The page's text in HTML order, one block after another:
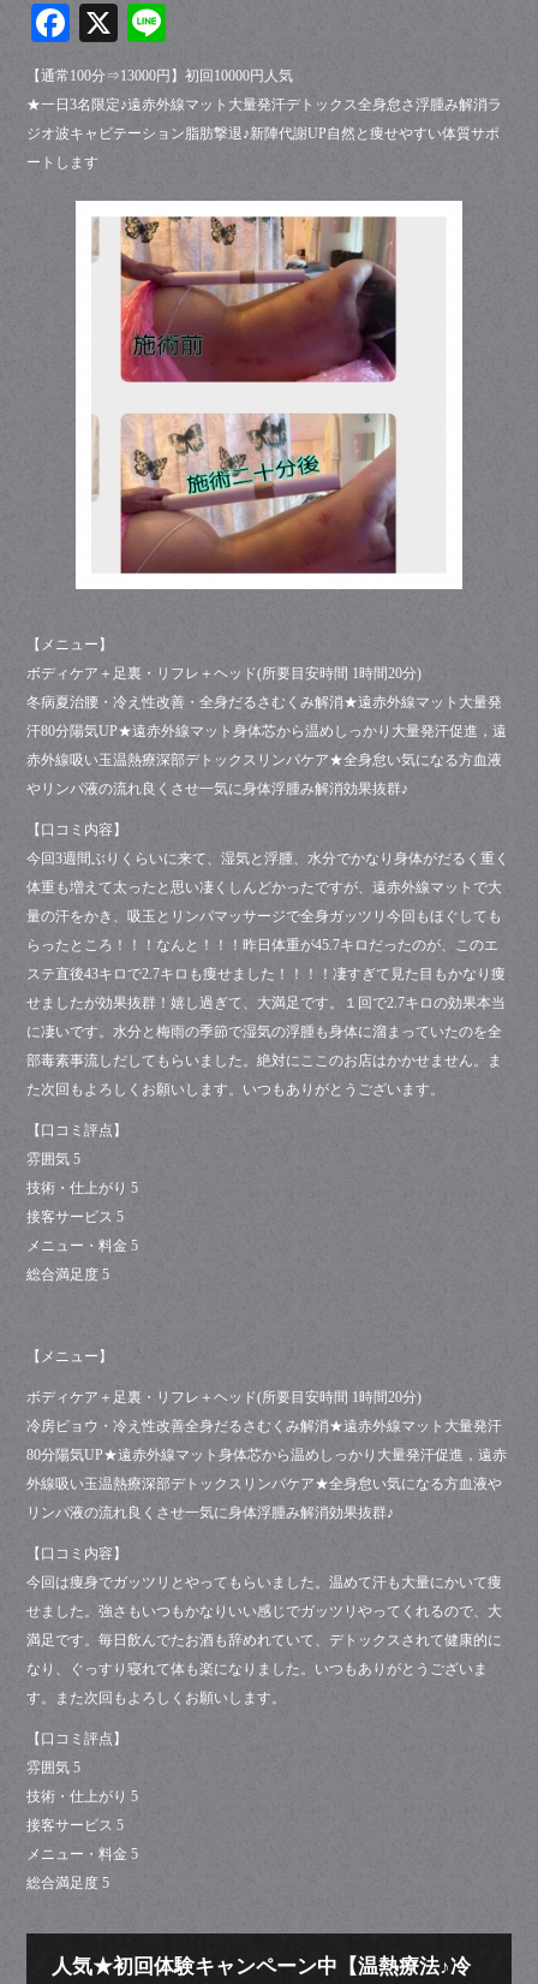
Fa
ce
bo
ok
X
ne
【通常100分⇒13000円】初回10000円人気
★一日3名限定♪遠赤外線マット大量発汗デトックス全身怠さ浮腫み解消ラ
ジオ波キャビテーション脂肪撃退♪新陣代謝UP自然と痩せやすい体質サポ
ートします
【メニュー】
ボディケア＋足裏・リフレ＋ヘッド(所要目安時間 1時間20分)
冬病夏治腰・冷え性改善・全身だるさむくみ解消★遠赤外線マット大量発
汗80分陽気UP★遠赤外線マット身体芯から温めしっかり大量発汗促進，遠
赤外線吸い玉温熱療深部デトックスリンパケア★全身怠い気になる方血液
やリンパ液の流れ良くさせ一気に身体浮腫み解消効果抜群♪
【口コミ内容】
今回3週間ぶりくらいに来て、湿気と浮腫、水分でかなり身体がだるく重く
体重も増えて太ったと思い凄くしんどかったですが、遠赤外線マットで大
量の汗をかき、吸玉とリンパマッサージで全身ガッツリ今回もほぐしても
らったところ！！！なんと！！！昨日体重が45.7キロだったのが、このエ
ステ直後43キロで2.7キロも痩せました！！！！凄すぎて見た目もかなり痩
せましたが効果抜群！嬉し過ぎて、大満足です。１回で2.7キロの効果本当
に凄いです。水分と梅雨の季節で湿気の浮腫も身体に溜まっていたのを全
部毒素事流しだしてもらいました。絶対にここのお店はかかせません。ま
た次回もよろしくお願いします。いつもありがとうございます。
【口コミ評点】
雰囲気 5
技術・仕上がり 5
接客サービス 5
メニュー・料金 5
総合満足度 5
【メニュー】
ボディケア＋足裏・リフレ＋ヘッド(所要目安時間 1時間20分)
冷房ビョウ・冷え性改善全身だるさむくみ解消★遠赤外線マット大量発汗
80分陽気UP★遠赤外線マット身体芯から温めしっかり大量発汗促進，遠赤
外線吸い玉温熱療深部デトックスリンパケア★全身怠い気になる方血液や
リンパ液の流れ良くさせ一気に身体浮腫み解消効果抜群♪
【口コミ内容】
今回は痩身でガッツリとやってもらいました。温めて汗も大量にかいて痩
せました。強さもいつもかなりいい感じでガッツリやってくれるので、大
満足です。毎日飲んでたお酒も辞めれていて、デトックスされて健康的に
なり、ぐっすり寝れて体も楽になりました。いつもありがとうございま
す。また次回もよろしくお願いします。
【口コミ評点】
雰囲気 5
技術・仕上がり 5
接客サービス 5
メニュー・料金 5
総合満足度 5
人気★初回体験キャンペーン中【温熱療法♪冷